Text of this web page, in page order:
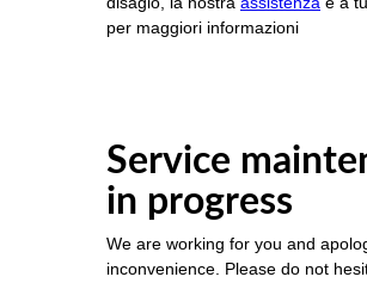
per maggiori informazioni
Service
in progress
We are working for you and
inconvenience. Please do not